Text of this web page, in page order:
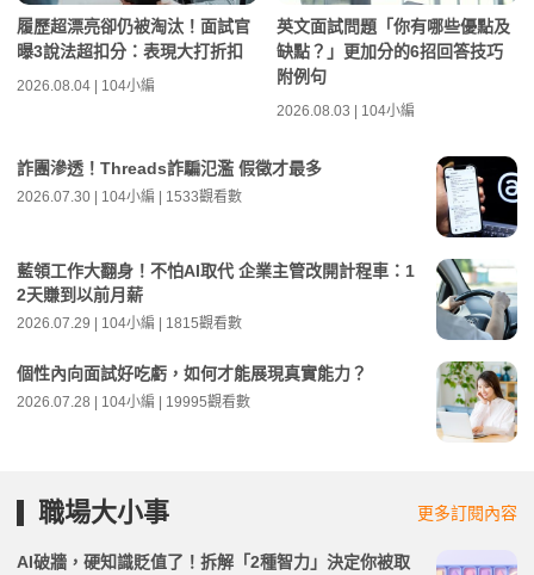
履歷超漂亮卻仍被淘汰！面試官
曝3說法超扣分：表現大打折扣
2026.08.04 | 104小編
英文面試問題「你有哪些優點及
缺點？」更加分的6招回答技巧
附例句
2026.08.03 | 104小編
詐團滲透！Threads詐騙氾濫 假徵才最多
2026.07.30 | 104小編 | 1533觀看數
藍領工作大翻身！不怕AI取代 企業主管改開計程車：1
2天賺到以前月薪
2026.07.29 | 104小編 | 1815觀看數
個性內向面試好吃虧，如何才能展現真實能力？
2026.07.28 | 104小編 | 19995觀看數
職場大小事 更多訂閱內容
AI破牆，硬知識貶值了！拆解「2種智力」決定你被取